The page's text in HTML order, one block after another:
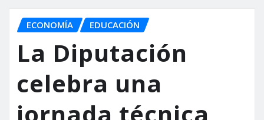
ECONOMÍA EDUCACIÓN
La Diputación
celebra una